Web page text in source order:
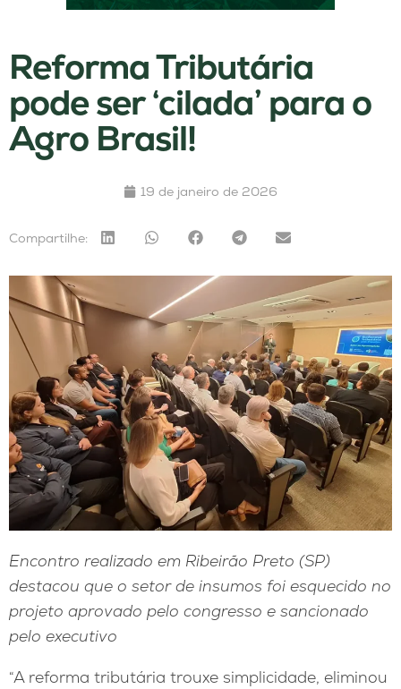
Reforma Tributária
pode ser ‘cilada’ para o
Agro Brasil!
19 de janeiro de 2026
Compartilhe:
Encontro realizado em Ribeirão Preto (SP)
destacou que o setor de insumos foi esquecido no
projeto aprovado pelo congresso e sancionado
pelo executivo
“A reforma tributária trouxe simplicidade, eliminou